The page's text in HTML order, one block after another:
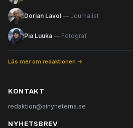
Dorian Lavol — Journalist
Pia Luuka — Fotograf
Läs mer om redaktionen →
KONTAKT
redaktion@ainyheterna.se
NYHETSBREV